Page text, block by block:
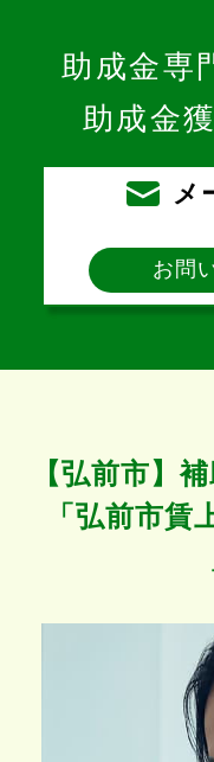
助成金専
助成金
メ
お問
【弘前市】
「弘前市賃